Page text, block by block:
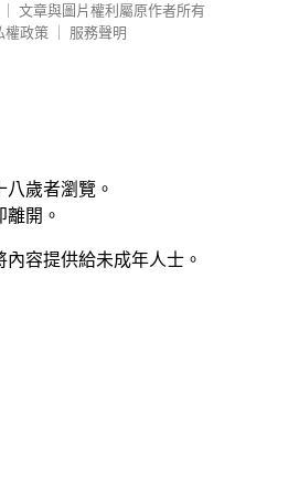
文章與圖片權利屬原作者所有
權政策
服務聲明
歲者瀏覽。
開。
容提供給未成年人士。